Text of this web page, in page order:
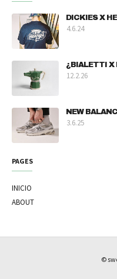
DICKIES X
4.6.24
¿BIALETTI X
12.2.26
NEW
3.6.25
PAGES
INICIO
ABOUT
©